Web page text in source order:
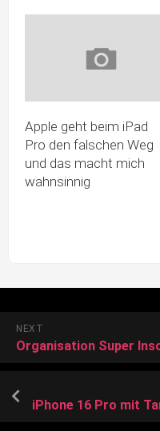
Apple geht beim iPad
Pro den falschen Weg
und das macht mich
wahnsinnig
NEXT
Organisation Super